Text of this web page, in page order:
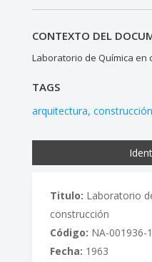
CONTEXTO DEL
Laboratorio de Química en
TAGS
arquitectura construcción
Titulo: Laboratorio
construcción
Código: NA-001936-
Fecha: 1963